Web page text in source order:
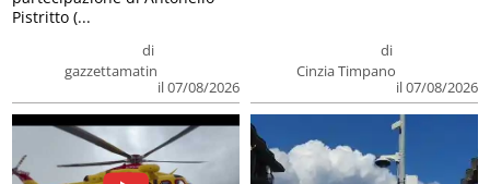
di
gazzettamatin
il 07/08/2026
Pistritto (...
di
Cinzia Timpano
il 07/08/2026